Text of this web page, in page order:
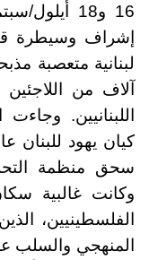
إشراف وسيطرة
لبنانية متعصبة
آلاف من اللاجئين
اللبنانيين.
سحق منظمة
وكانت غالبية
الفلسطينيين،
المنهجي والسلب